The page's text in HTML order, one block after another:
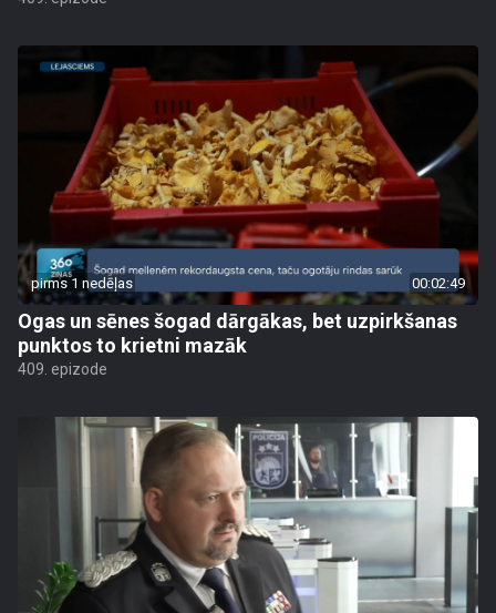
pirms 1 nedēļas 00:02:49
Ogas un sēnes šogad dārgākas, bet uzpirkšanas
punktos to krietni mazāk
409. epizode